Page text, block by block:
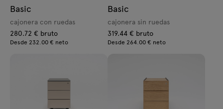
Basic
cajonera con ruedas
280.72 € bruto
Desde 232.00 € neto
Basic
cajonera sin ruedas
319.44 € bruto
Desde 264.00 € neto